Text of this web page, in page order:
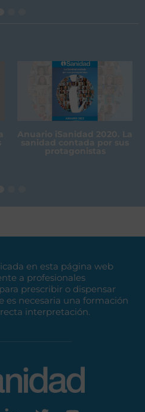
en esta página web
a profesionales
prescribir o dispensar
es necesaria una formación
interpretación.